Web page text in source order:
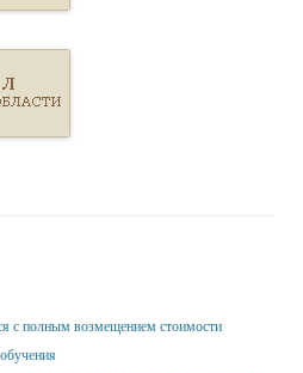
с полным возмещением стоимости